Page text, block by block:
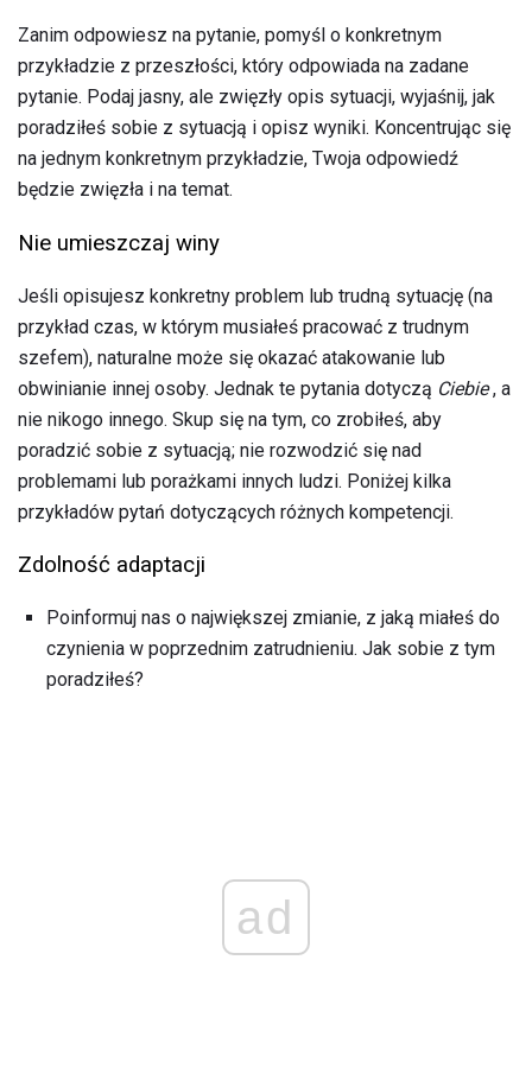
Zanim odpowiesz na pytanie, pomyśl o konkretnym
przykładzie z przeszłości, który odpowiada na zadane
pytanie. Podaj jasny, ale zwięzły opis sytuacji, wyjaśnij, jak
poradziłeś sobie z sytuacją i opisz wyniki. Koncentrując się
na jednym konkretnym przykładzie, Twoja odpowiedź
będzie zwięzła i na temat.
Nie umieszczaj winy
Jeśli opisujesz konkretny problem lub trudną sytuację (na
przykład czas, w którym musiałeś pracować z trudnym
szefem), naturalne może się okazać atakowanie lub
obwinianie innej osoby. Jednak te pytania dotyczą Ciebie, a
nie nikogo innego. Skup się na tym, co zrobiłeś, aby
poradzić sobie z sytuacją; nie rozwodzić się nad
problemami lub porażkami innych ludzi. Poniżej kilka
przykładów pytań dotyczących różnych kompetencji.
Zdolność adaptacji
Poinformuj nas o największej zmianie, z jaką miałeś do
czynienia w poprzednim zatrudnieniu. Jak sobie z tym
poradziłeś?
ad